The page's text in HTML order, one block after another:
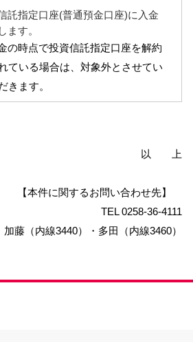
託指定口座(普通預金口座)に入金
ます。
の時点で投資信託指定口座を解約
ている場合は、対象外とさせてい
きます。
以 上
【本件に関するお問い合わせ先】
TEL 0258-36-4111
藤（内線3440）・多田（内線3460）